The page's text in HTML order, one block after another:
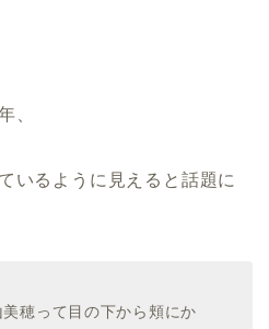
、
いるように見えると話題に
穂って目の下から頬にか